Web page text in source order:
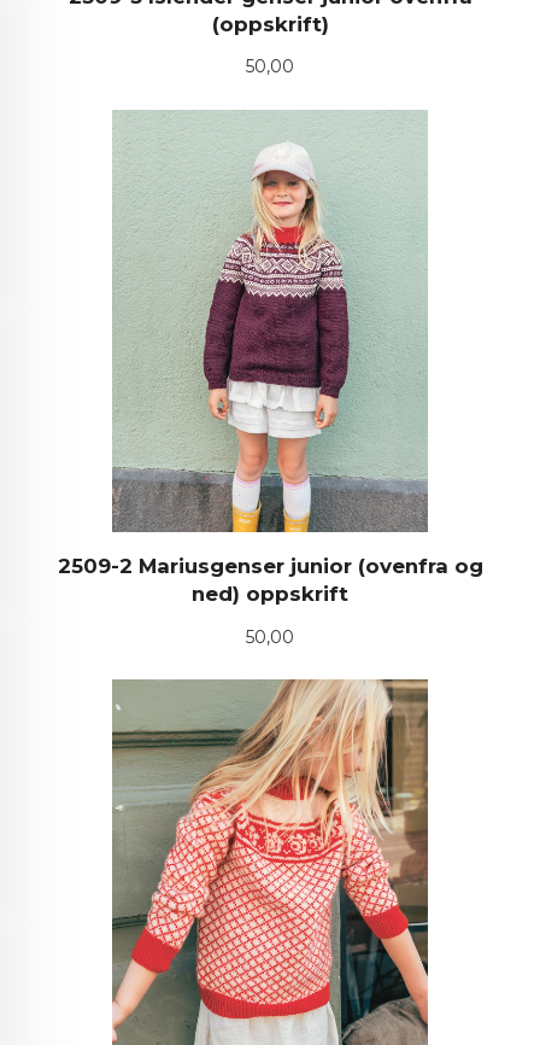
(oppskrift)
Pris
50,00
2509-2 Mariusgenser junior (ovenfra og
ned) oppskrift
Pris
50,00